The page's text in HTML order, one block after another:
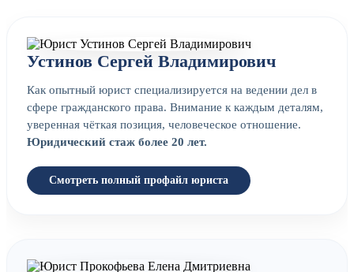
Устинов Сергей Владимирович
Как опытный юрист специализируется на ведении дел в
сфере гражданского права. Внимание к каждым деталям,
уверенная чёткая позиция, человеческое отношение.
Юридический стаж более 20 лет.
Смотреть полный профайл юриста